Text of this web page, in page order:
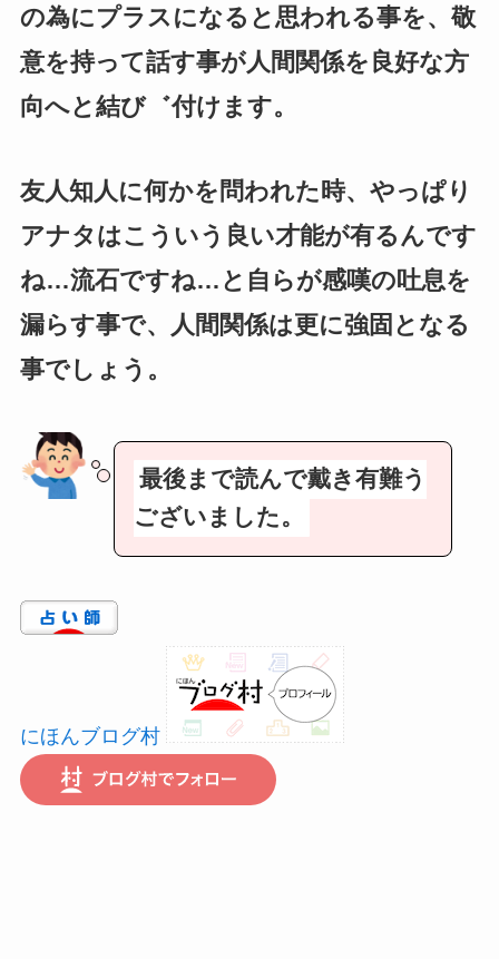
の為にプラスになると思われる事を、敬
意を持って話す事が人間関係を良好な方
向へと結び゛付けます。
友人知人に何かを問われた時、やっぱり
アナタはこういう良い才能が有るんです
ね…流石ですね…と自らが感嘆の吐息を
漏らす事で、人間関係は更に強固となる
事でしょう。
最後まで読んで戴き有難う
ございました。
にほんブログ村